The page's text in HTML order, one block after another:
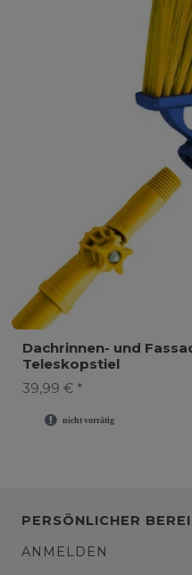
Dachrinnen- und
Teleskopstiel
39,99 € *
PERSÖNLICHER
ANMELDEN